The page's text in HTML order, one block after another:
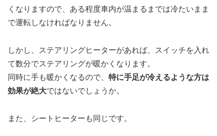
くなりますので、ある程度車内が温まるまでは冷たいまま
で運転しなければなりません。
しかし、ステアリングヒーターがあれば、スイッチを入れ
て数分でステアリングが暖かくなります。
同時に手も暖かくなるので、 特に手足が冷えるような方は
効果が絶大ではないでしょうか。
また、シートヒーターも同じです。